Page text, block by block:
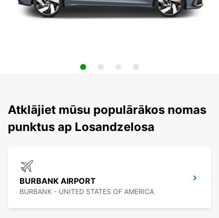
Atklājiet mūsu populārākos nomas
punktus ap Losandzelosa
BURBANK AIRPORT
BURBANK - UNITED STATES OF AMERICA